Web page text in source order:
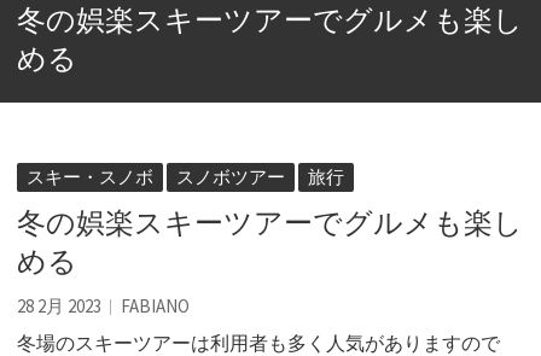
冬の娯楽スキーツアーでグルメも楽し
める
スキー・スノボ スノボツアー 旅行
冬の娯楽スキーツアーでグルメも楽し
める
28 2月 2023 FABIANO
冬場のスキーツアーは利用者も多く人気がありますので